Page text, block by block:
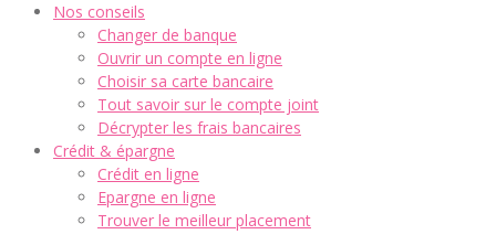
Nos conseils
Changer de banque
Ouvrir un compte en ligne
Choisir sa carte bancaire
Tout savoir sur le compte joint
Décrypter les frais bancaires
Crédit & épargne
Crédit en ligne
Epargne en ligne
Trouver le meilleur placement